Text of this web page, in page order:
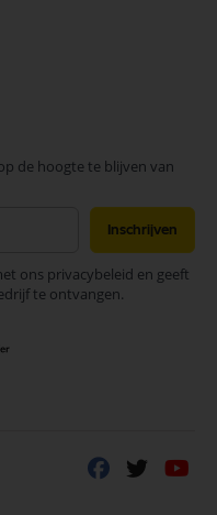
de hoogte te blijven van
Inschrijven
ons privacybeleid en geeft
te ontvangen.